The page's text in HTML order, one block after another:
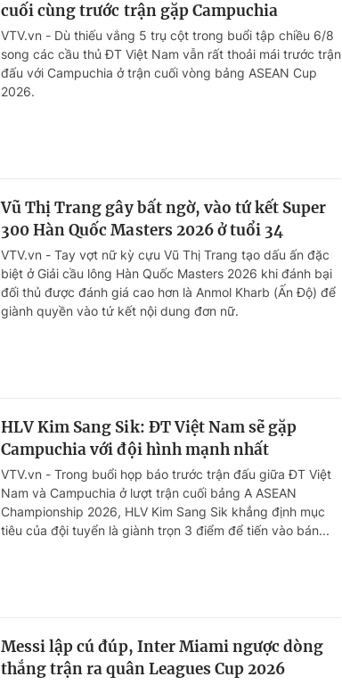
cuối cùng trước trận gặp Campuchia
VTV.vn - Dù thiếu vắng 5 trụ cột trong buổi tập chiều 6/8
song các cầu thủ ĐT Việt Nam vẫn rất thoải mái trước trận
đấu với Campuchia ở trận cuối vòng bảng ASEAN Cup
2026.
Vũ Thị Trang gây bất ngờ, vào tứ kết Super
300 Hàn Quốc Masters 2026 ở tuổi 34
VTV.vn - Tay vợt nữ kỳ cựu Vũ Thị Trang tạo dấu ấn đặc
biệt ở Giải cầu lông Hàn Quốc Masters 2026 khi đánh bại
đối thủ được đánh giá cao hơn là Anmol Kharb (Ấn Độ) để
giành quyền vào tứ kết nội dung đơn nữ.
HLV Kim Sang Sik: ĐT Việt Nam sẽ gặp
Campuchia với đội hình mạnh nhất
VTV.vn - Trong buổi họp báo trước trận đấu giữa ĐT Việt
Nam và Campuchia ở lượt trận cuối bảng A ASEAN
Championship 2026, HLV Kim Sang Sik khẳng định mục
tiêu của đội tuyển là giành trọn 3 điểm để tiến vào bán...
Messi lập cú đúp, Inter Miami ngược dòng
thắng trận ra quân Leagues Cup 2026